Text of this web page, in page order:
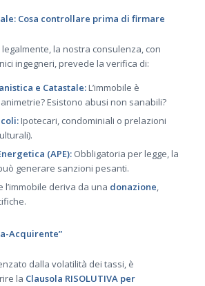
Cosa controllare prima di firmare
la nostra consulenza, con
ingegneri, prevede la verifica di:
e Catastale:L’immobile è
Esistono abusi non sanabili?
Ipotecari, condominiali o prelazioni
(APE):Obbligatoria per legge, la
generare sanzioni pesanti.
l’immobile deriva da una donazione,
Acquirente”
dalla volatilità dei tassi, è
la Clausola RISOLUTIVA per